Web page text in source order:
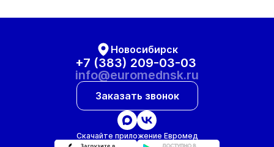
Новосибирск
+7 (383) 209-03-03
info@euromednsk.ru
Заказать звонок
Скачайте приложение Евромед